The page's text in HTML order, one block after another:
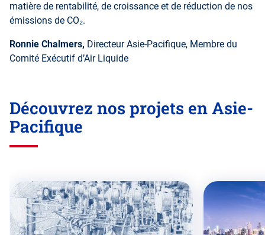
matière de rentabilité, de croissance et de réduction de nos
émissions de CO₂.
Ronnie Chalmers, Directeur Asie-Pacifique, Membre du
Comité Exécutif d’Air Liquide
Découvrez nos projets en Asie-
Pacifique
cette
zone